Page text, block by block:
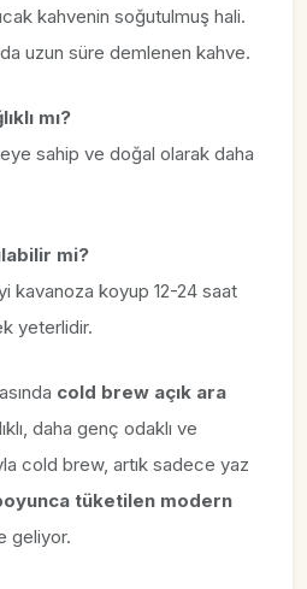
kahvenin soğutulmuş hali.
uzun süre demlenen kahve.
mı?
sahip ve doğal olarak daha
mi?
kavanoza koyup 12-24 saat
yeterlidir.
cold brew açık ara
daha genç odaklı ve
cold brew, artık sadece yaz
tüketilen modern
geliyor.